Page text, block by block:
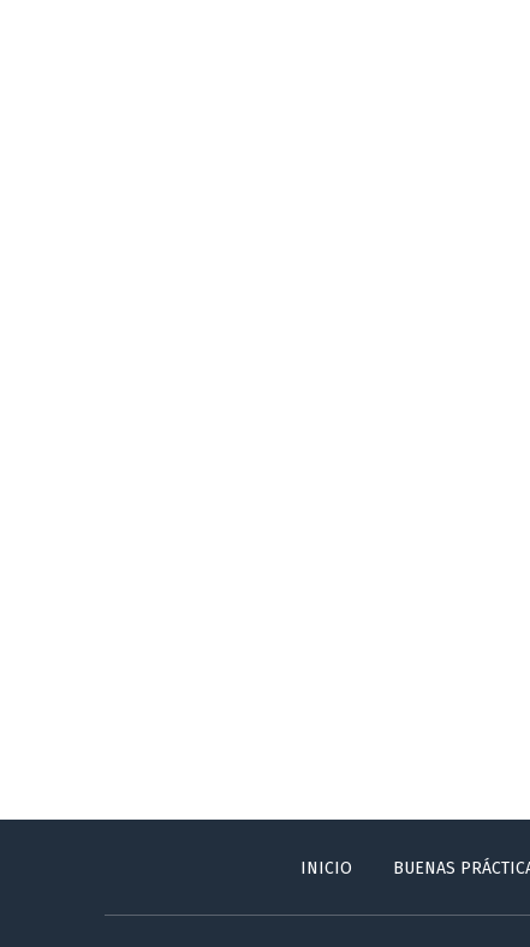
INICIO BUENAS